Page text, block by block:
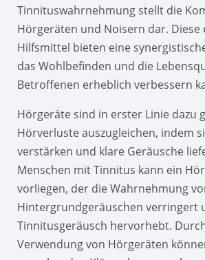
Tinnituswahrnehmung stellt die
Hörgeräten und Noisern dar. Diese
Hilfsmittel bieten eine
das Wohlbefinden und die
Betroffenen erheblich verbessern
Hörgeräte sind in erster Linie dazu
Hörverluste auszugleichen, indem
verstärken und klare Geräusche
Menschen mit Tinnitus kann ein
vorliegen, der die Wahrnehmung
Hintergrundgeräuschen verringert
Tinnitusgeräusch hervorhebt.
Verwendung von Hörgeräten